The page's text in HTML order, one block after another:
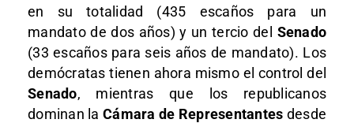
en su totalidad (435 escaños para un
mandato de dos años) y un tercio del Senado
(33 escaños para seis años de mandato). Los
demócratas tienen ahora mismo el control del
Senado, mientras que los republicanos
dominan laCámara de Representantes desde